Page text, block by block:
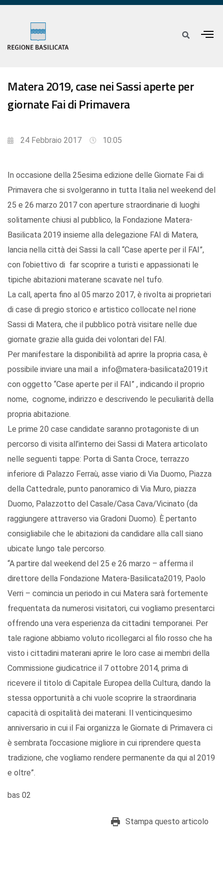
Matera 2019, case nei Sassi aperte per
giornate Fai di Primavera
24 Febbraio 2017 10:05
In occasione della 25esima edizione delle Giornate Fai di
Primavera che si svolgeranno in tutta Italia nel weekend del
25 e 26 marzo 2017 con aperture straordinarie di luoghi
solitamente chiusi al pubblico, la Fondazione Matera-
Basilicata 2019 insieme alla delegazione FAI di Matera,
lancia nella città dei Sassi la call “Case aperte per il FAI”,
con l’obiettivo di far scoprire a turisti e appassionati le
tipiche abitazioni materane scavate nel tufo.
La call, aperta fino al 05 marzo 2017, è rivolta ai proprietari
di case di pregio storico e artistico collocate nel rione
Sassi di Matera, che il pubblico potrà visitare nelle due
giornate grazie alla guida dei volontari del FAI.
Per manifestare la disponibilità ad aprire la propria casa, è
possibile inviare una mail a info@matera-basilicata2019.it
con oggetto “Case aperte per il FAI” , indicando il proprio
nome, cognome, indirizzo e descrivendo le peculiarità della
propria abitazione.
Le prime 20 case candidate saranno protagoniste di un
percorso di visita all’interno dei Sassi di Matera articolato
nelle seguenti tappe: Porta di Santa Croce, terrazzo
inferiore di Palazzo Ferraù, asse viario di Via Duomo, Piazza
della Cattedrale, punto panoramico di Via Muro, piazza
Duomo, Palazzotto del Casale/Casa Cava/Vicinato (da
raggiungere attraverso via Gradoni Duomo). È pertanto
consigliabile che le abitazioni da candidare alla call siano
ubicate lungo tale percorso.
“A partire dal weekend del 25 e 26 marzo – afferma il
direttore della Fondazione Matera-Basilicata2019, Paolo
Verri – comincia un periodo in cui Matera sarà fortemente
frequentata da numerosi visitatori, cui vogliamo presentarci
offrendo una vera esperienza da cittadini temporanei. Per
tale ragione abbiamo voluto ricollegarci al filo rosso che ha
visto i cittadini materani aprire le loro case ai membri della
Commissione giudicatrice il 7 ottobre 2014, prima di
ricevere il titolo di Capitale Europea della Cultura, dando la
stessa opportunità a chi vuole scoprire la straordinaria
capacità di ospitalità dei materani. Il venticinquesimo
anniversario in cui il Fai organizza le Giornate di Primavera ci
è sembrata l’occasione migliore in cui riprendere questa
tradizione, che vogliamo rendere permanente da qui al 2019
e oltre”.
bas 02
Stampa questo articolo